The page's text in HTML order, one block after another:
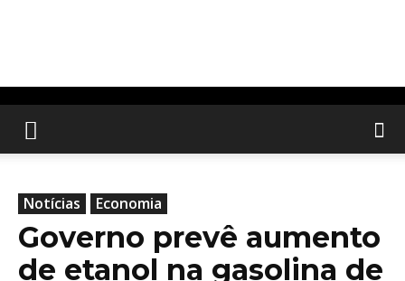
Notícias Economia
Governo prevê aumento
de etanol na gasolina de